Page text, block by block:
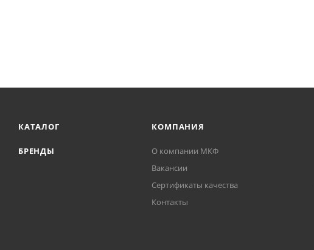
КАТАЛОГ
БРЕНДЫ
КОМПАНИЯ
О компании МКФ
Вакансии
Сертификаты качества
Контакты